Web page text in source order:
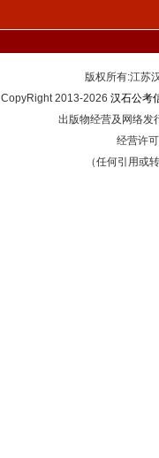
版权所有:江
CopyRight 2013-2026 汉石公考
出版物经营及网络发
经营许
（任何引用或